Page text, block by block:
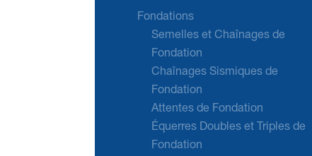
Fondations
Semelles et Chaînages de
Fondation
Chaînages Sismiques de
Fondation
Attentes de Fondation
Équerres Doubles et Triples de
Fondation